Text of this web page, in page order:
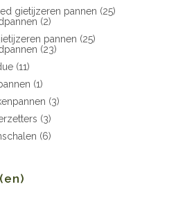
gietijzeren pannen (25)
(2)
pannen (25)
(23)
(11)
(1)
(3)
(3)
(6)